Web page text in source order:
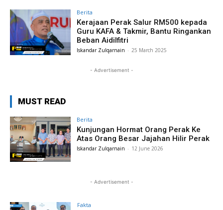
Berita
Kerajaan Perak Salur RM500 kepada
Guru KAFA & Takmir, Bantu Ringankan
Beban Aidilfitri
Iskandar Zulqarnain - 25 March 2025
- Advertisement -
MUST READ
Berita
Kunjungan Hormat Orang Perak Ke
Atas Orang Besar Jajahan Hilir Perak
Iskandar Zulqarnain - 12 June 2026
- Advertisement -
Fakta